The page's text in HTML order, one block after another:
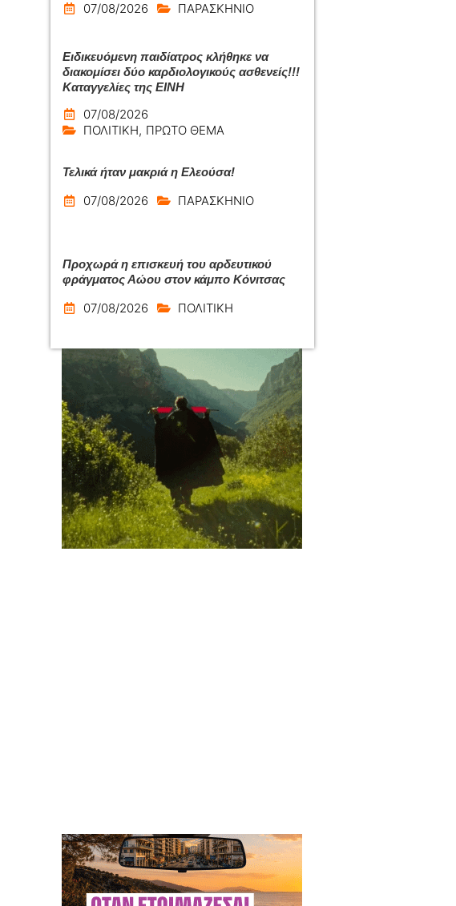
07/08/2026 ΠΑΡΑΣΚΗΝΙΟ
Ειδικευόμενη παιδίατρος κλήθηκε να
διακομίσει δύο καρδιολογικούς ασθενείς!!!
Καταγγελίες της ΕΙΝΗ
07/08/2026
ΠΟΛΙΤΙΚΗ, ΠΡΩΤΟ ΘΕΜΑ
Τελικά ήταν μακριά η Ελεούσα!
07/08/2026 ΠΑΡΑΣΚΗΝΙΟ
Προχωρά η επισκευή του αρδευτικού
φράγματος Αώου στον κάμπο Κόνιτσας
07/08/2026 ΠΟΛΙΤΙΚΗ